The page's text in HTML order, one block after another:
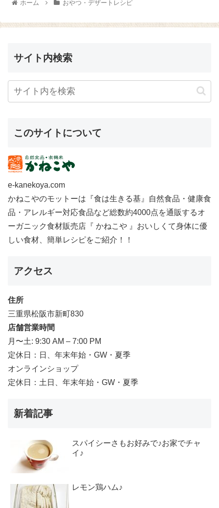
ないから 簡単でおいしいなんて
だけ...
ホーム おやつ・デザートレシピ
サイト内検索
このサイトについて
e-kanekoya.com
かねこやのモットーは『食は生きる基』自然食品・健康食
品・アレルギー対応食品など総数約4000点を通販するオ
ーガニック食材販売店『 かねこや 』おいしくて身体に優
しい食材、簡単レシピをご紹介！！
アクセス
住所
三重県松阪市新町830
店舗営業時間
月〜土: 9:30 AM – 7:00 PM
定休日：日、年末年始・GW・夏季
オンラインショップ
定休日：土日、年末年始・GW・夏季
新着記事
スパイシーさもお好みで♪お家でチャ
イ♪
レモン鶏ハム♪